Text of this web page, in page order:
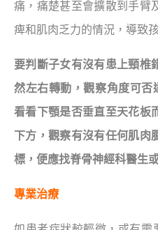
痛，痛楚甚至會擴散到手臂
痺和肌肉乏力的情況，導致
要判斷子女有沒有患上頸椎
然左右轉動，觀察角度可否
看看下顎是否垂直至天花板
下方，觀察有沒有任何肌
標，便應找脊骨神經科醫生
專業治療